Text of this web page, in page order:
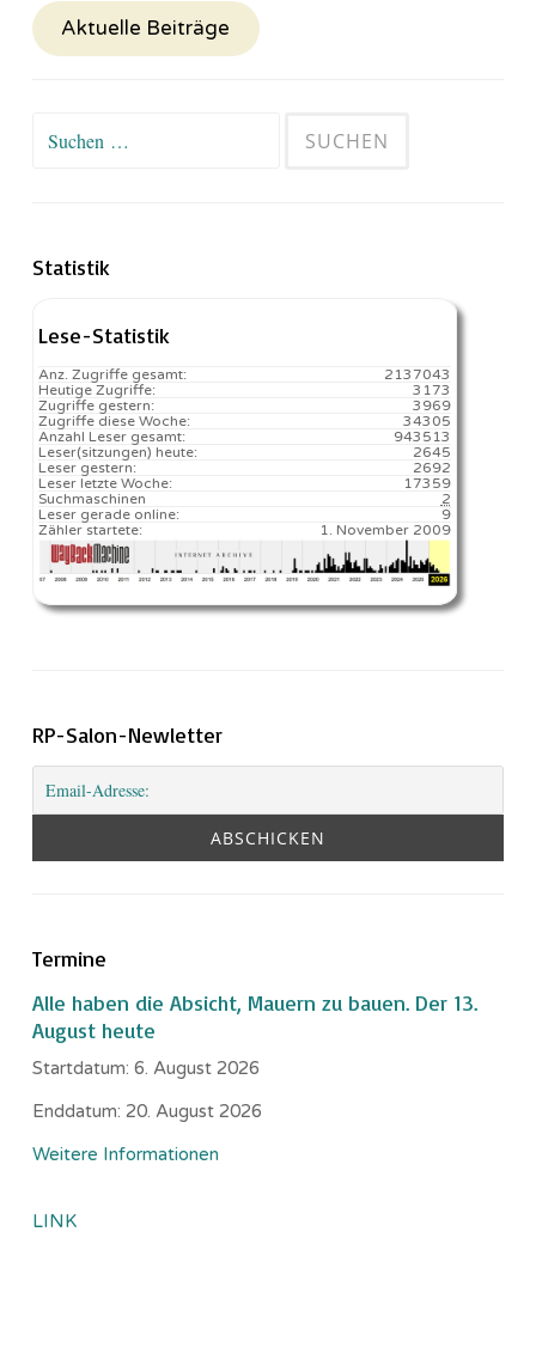
Aktuelle Beiträge
Suchen
Statistik
Lese-Statistik
2137043
Anz. Zugriffe gesamt:
3173
Heutige Zugriffe:
3969
Zugriffe gestern:
34305
Zugriffe diese Woche:
943513
Anzahl Leser gesamt:
2645️
Leser(sitzungen) heute:
2692
Leser gestern:
17359️
Leser letzte Woche:
2
Suchmaschinen
9
Leser gerade online:
1. November 2009
Zähler startete:
RP-Salon-Newletter
Termine
Alle haben die Absicht, Mauern zu bauen. Der 13.
August heute
Startdatum: 6. August 2026
Enddatum: 20. August 2026
Weitere Informationen
LINK